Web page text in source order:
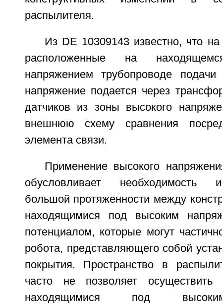
распылителя.
Из DE 10309143 известно, что
расположенные на
напряжением трубопроводе
напряжение подается через
датчиков из зоны высокого
внешнюю схему сравнения
элемента связи.
Применение высокого
обусловливает необходимость
большой протяженности между
находящимися под высоким
потенциалом, которые могут
робота, представляющего собой
покрытия. Пространство в
часто не позволяет
находящимися под